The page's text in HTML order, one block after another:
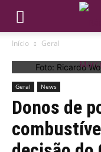
Início Geral
Foto: Ricardo
Geral News
Donos de